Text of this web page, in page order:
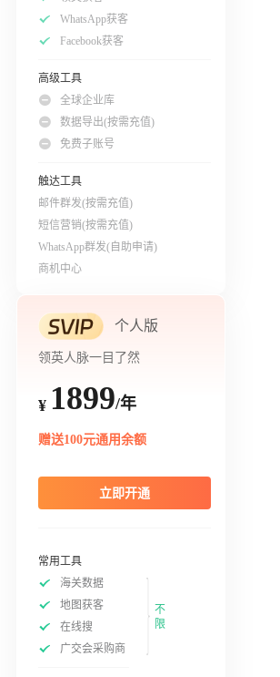
WhatsApp获客
Facebook获客
高级工具
全球企业库
数据导出(按需充值)
免费子账号
触达工具
邮件群发(按需充值)
短信营销(按需充值)
WhatsApp群发(自助申请)
商机中心
个人版
领英人脉一目了然
¥ 1899/年
赠送100元通用余额
立即开通
常用工具
海关数据
地图获客
在线搜
广交会采购商
不
限